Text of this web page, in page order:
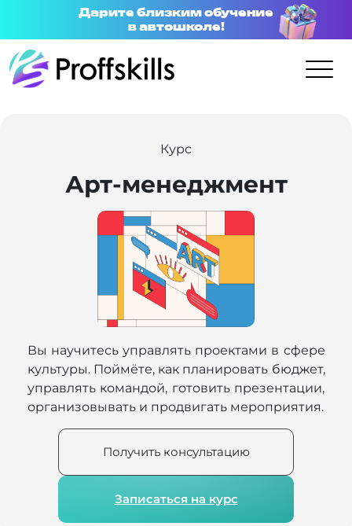
Дарите близким обучение
в автошколе!
Курс
Арт-менеджмент
Вы научитесь управлять проектами в сфере
культуры. Поймёте, как планировать бюджет,
управлять командой, готовить презентации,
организовывать и продвигать мероприятия.
Записаться на курс
Получить консультацию